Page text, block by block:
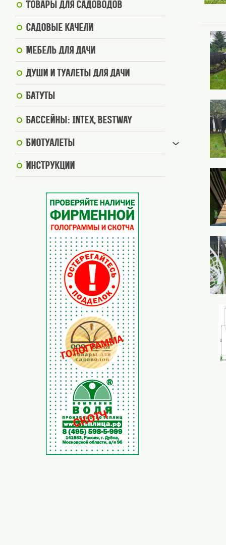
Товары для садоводов
Садовые качели
Мебель для дачи
Души и туалеты для дачи
Батуты
Бассейны: Intex, BestWay
Биотуалеты
Инструкции